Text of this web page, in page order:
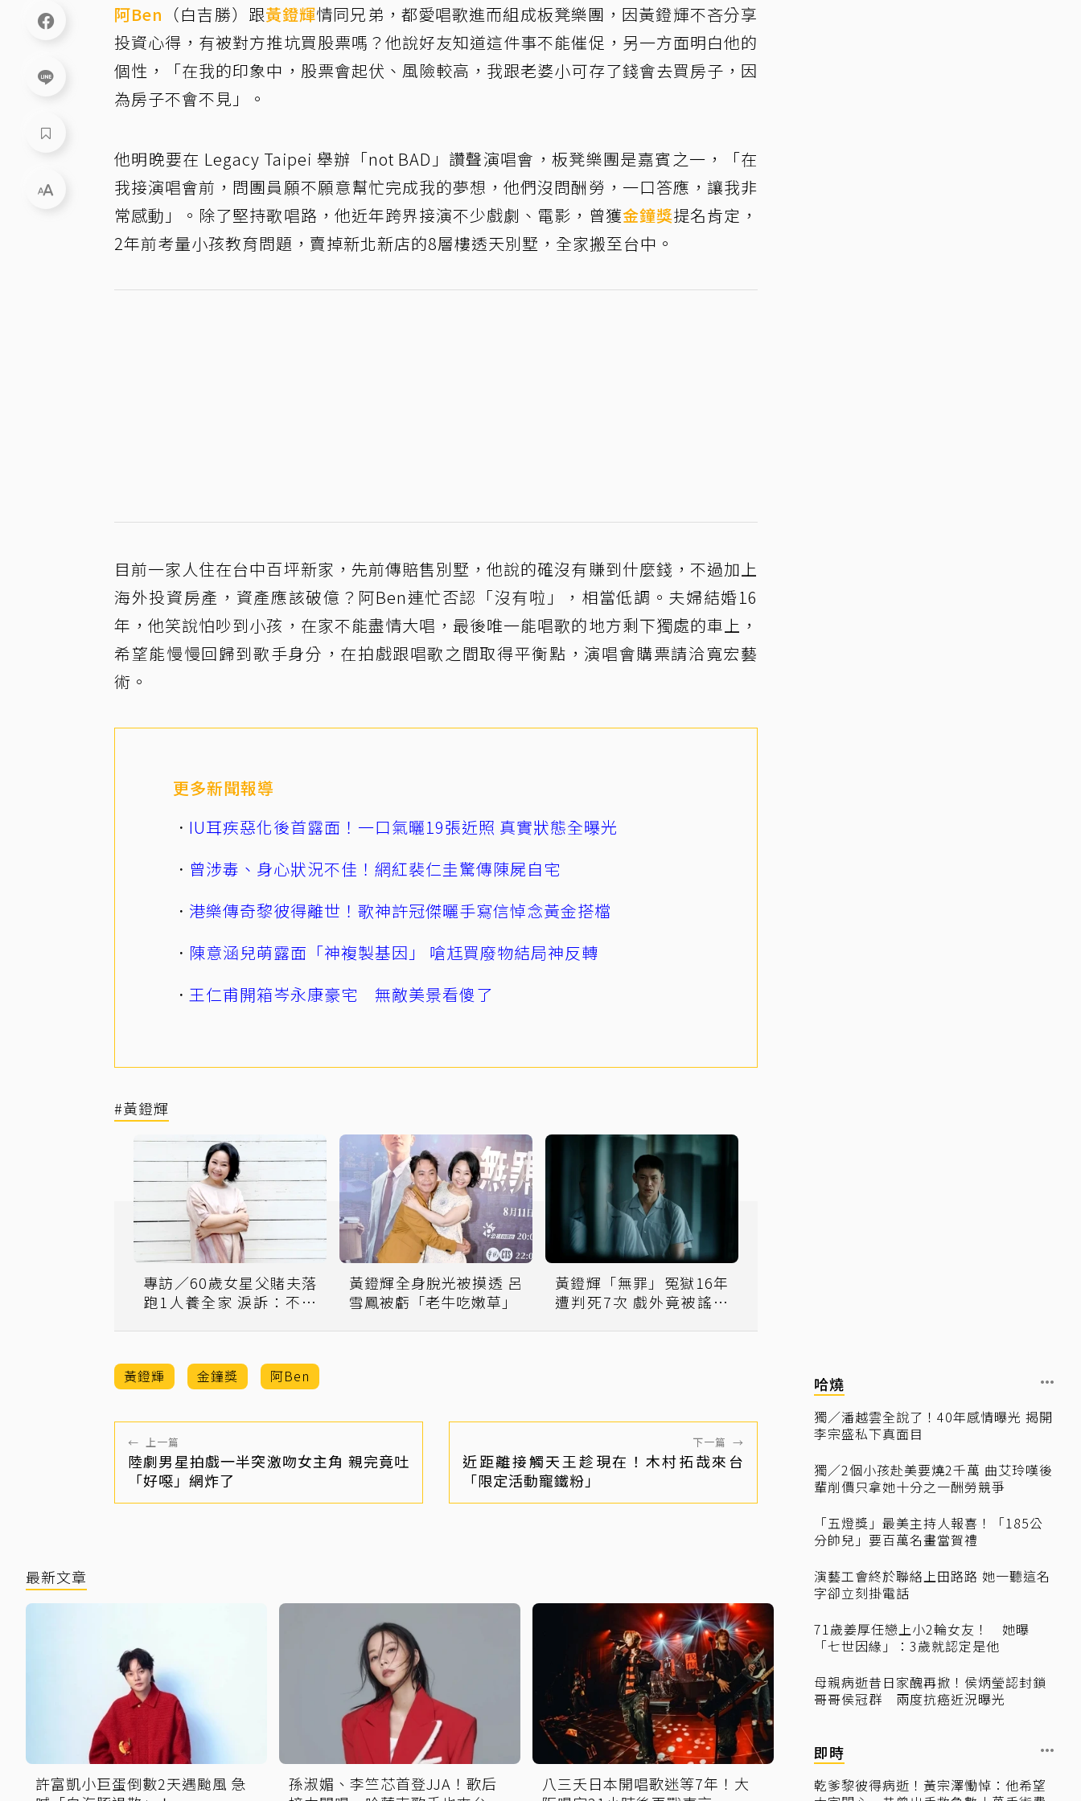
阿Ben （白吉勝）跟黃鐙輝情同兄弟，都愛唱歌進而組成板凳樂團，因黃鐙輝不吝分享
投資心得，有被對方推坑買股票嗎？他說好友知道這件事不能催促，另一方面明白他的
個性，「在我的印象中，股票會起伏、風險較高，我跟老婆小可存了錢會去買房子，因
為房子不會不見」。
他明晚要在 Legacy Taipei 舉辦「not BAD」讚聲演唱會，板凳樂團是嘉賓之一，「在
我接演唱會前，問團員願不願意幫忙完成我的夢想，他們沒問酬勞，一口答應，讓我非
常感動」。除了堅持歌唱路，他近年跨界接演不少戲劇、電影，曾獲金鐘獎提名肯定，
2年前考量小孩教育問題，賣掉新北新店的8層樓透天別墅，全家搬至台中。
目前一家人住在台中百坪新家，先前傳賠售別墅，他說的確沒有賺到什麼錢，不過加上
海外投資房產，資產應該破億？阿Ben連忙否認「沒有啦」，相當低調。夫婦結婚16
年，他笑說怕吵到小孩，在家不能盡情大唱，最後唯一能唱歌的地方剩下獨處的車上，
希望能慢慢回歸到歌手身分，在拍戲跟唱歌之間取得平衡點，演唱會購票請洽寬宏藝
術。
更多新聞報導
IU耳疾惡化後首露面！一口氣曬19張近照 真實狀態全曝光
曾涉毒、身心狀況不佳！網紅裴仁圭驚傳陳屍自宅
港樂傳奇黎彼得離世！歌神許冠傑曬手寫信悼念黃金搭檔
陳意涵兒萌露面「神複製基因」 嗆尪買廢物結局神反轉
王仁甫開箱岑永康豪宅 無敵美景看傻了
#黃鐙輝
專訪／60歲女星父賭夫落
跑1人養全家 淚訴：不得
黃鐙輝全身脫光被摸透 呂
雪鳳被虧「老牛吃嫩草」
黃鐙輝「無罪」冤獄16年
遭判死7次 戲外竟被謠傳
黃鐙輝 金鐘獎 阿Ben
← 上一篇
陸劇男星拍戲一半突激吻女主角 親完竟吐
「好噁」網炸了
下一篇 →
近距離接觸天王趁現在！木村拓哉來台
「限定活動寵鐵粉」
最新文章
許富凱小巨蛋倒數2天遇颱風 急
孫淑媚、李竺芯首登JJA！歌后
八三夭日本開唱歌迷等7年！大
哈燒
獨／潘越雲全說了！40年感情曝光 揭開
李宗盛私下真面目
獨／2個小孩赴美要燒2千萬 曲艾玲嘆後
輩削價只拿她十分之一酬勞競爭
「五燈獎」最美主持人報喜！「185公
分帥兒」要百萬名畫當賀禮
演藝工會終於聯絡上田路路 她一聽這名
字卻立刻掛電話
71歲姜厚任戀上小2輪女友！ 她曝
「七世因緣」：3歲就認定是他
母親病逝昔日家醜再掀！侯炳瑩認封鎖
哥哥侯冠群 兩度抗癌近況曝光
即時
乾爹黎彼得病逝！黃宗澤慟悼：他希望